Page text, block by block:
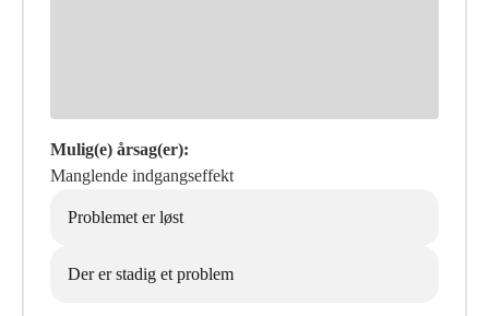
Mulig(e) årsag(er):
Manglende indgangseffekt
Problemet er løst
Der er stadig et problem